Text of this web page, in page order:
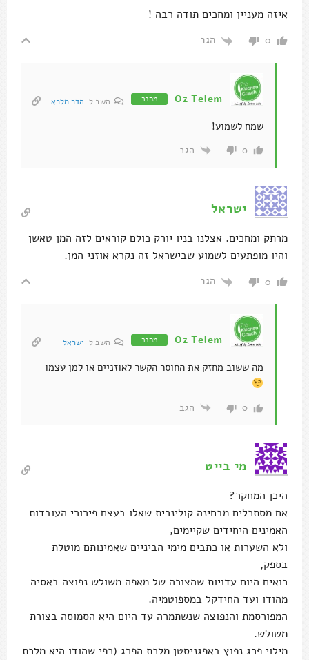
איזה מעניין ומחכים תודה רבה !
0 הגב
Oz Telem מחבר השב ל הדר מלכא
שמח לשמוע!
0 הגב
ישראל
מרתק ומחכים. אצלנו בניו יורק כולם קוראים לזה המן טאשן
והיו מופתעים לשמוע שבישראל זה נקרא אוזני המן.
0 הגב
Oz Telem מחבר השב ל ישראל
מה ששוב מחזק את החוסר הקשר לאוזניים או למן עצמו
0 הגב
מי בייט
היכן המחקר?
אם מסתכלים מבחינה קולינרית שאלו בעצם פירורי העובדות
האמינים היחידים שקיימים,
ולא השערות או כתבים מימי הביניים שאמינותם מוטלת
בספק,
רואים היום עדויות שהצורה של מאפה משולש נפוצה באסיה
מהודו ועד החידקל במספוטמיה.
המפורסמת והנפוצה שנשתמרה עד היום היא הסמוסה בצורת
משולש.
מילוי פרג נפוץ באפגניסטן מלכת הפרג (כפי שהודו היא מלכת